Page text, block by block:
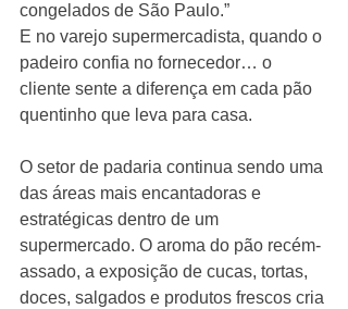
congelados de São Paulo.”
E no varejo supermercadista, quando o
padeiro confia no fornecedor… o
cliente sente a diferença em cada pão
quentinho que leva para casa.
O setor de padaria continua sendo uma
das áreas mais encantadoras e
estratégicas dentro de um
supermercado. O aroma do pão recém-
assado, a exposição de cucas, tortas,
doces, salgados e produtos frescos cria